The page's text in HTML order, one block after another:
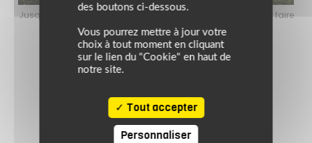
Jusqu’au 24 août 2026, profitez de l’ambiance estivale pour faire
des boutons ci-dessous.
Vous pourrez mettre à jour votre
choix à tout moment en cliquant
sur le lien du "Cookie" en haut de
notre site.
Tout accepter
Personnaliser